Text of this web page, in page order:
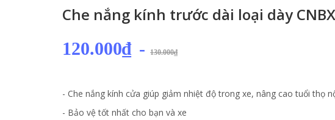
Che nắng kính trước dài loại dày
120.000₫ - 130.000₫
- Che nắng kính cửa giúp giảm nhiệt độ trong xe, nâng cao tuổi thọ
- Bảo vệ tốt nhất cho bạn và xe